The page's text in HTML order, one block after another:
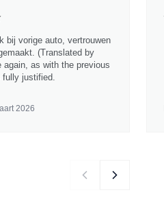
bij vorige auto, vertrouwen
(Translated by
again, as with the previous
fully justified.
2026